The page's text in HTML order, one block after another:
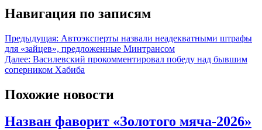
Навигация по записям
Предыдущая: Автоэксперты назвали неадекватными штрафы
для «зайцев», предложенные Минтрансом
Далее: Василевский прокомментировал победу над бывшим
соперником Хабиба
Похожие новости
Назван фаворит «Золотого мяча-2026»